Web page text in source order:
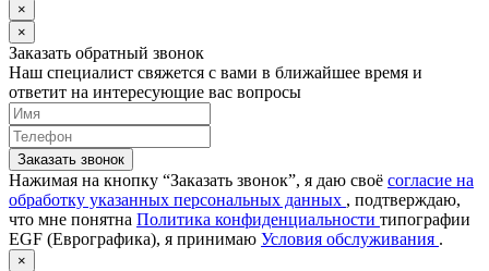
×
×
Заказать обратный звонок
Наш специалист свяжется с вами в ближайшее время и
ответит на интересующие вас вопросы
Заказать звонок
Нажимая на кнопку “Заказать звонок”, я даю своё согласие на
обработку указанных персональных данных , подтверждаю,
что мне понятна Политика конфиденциальности типографии
EGF (Еврографика), я принимаю Условия обслуживания .
×